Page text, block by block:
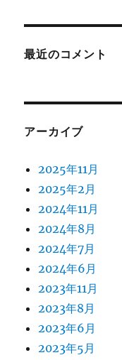
最近のコメント
アーカイブ
2025年11月
2025年2月
2024年11月
2024年8月
2024年7月
2024年6月
2023年11月
2023年8月
2023年6月
2023年5月